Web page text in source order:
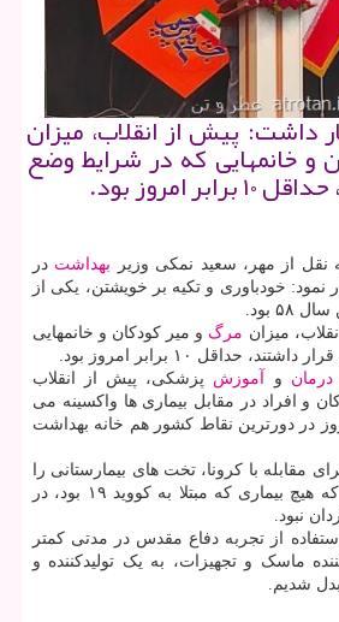
داشت: پیش از انقلاب، میزان
و خانمهایی که در شرایط وضع
امروز بود.
نقل از مهر، سعید نمکی وزیر بهداشت در
خودباوری و تکیه بر خویشتن، یکی از
میزان مرگ و میر کودکان و خانمهایی
حداقل ۱۰ برابر امروز بود.
درمان و آموزش پزشکی، پیش از انقلاب
کودکان و افراد در مقابل بیماری ها واکسینه می
در دورترین نقاط کشور هم خانه بهداشت
مقابله با کرونا، تخت های بیمارستانی را
به قدری افزایش دادیم که هیچ بیماری که مبتلا به کووید ۱۹ بود، در
نبود.
از تجربه دفاع مقدس در مدتی کمتر
ماسک و تجهیزات، به یک تولیدکننده و
شدیم.